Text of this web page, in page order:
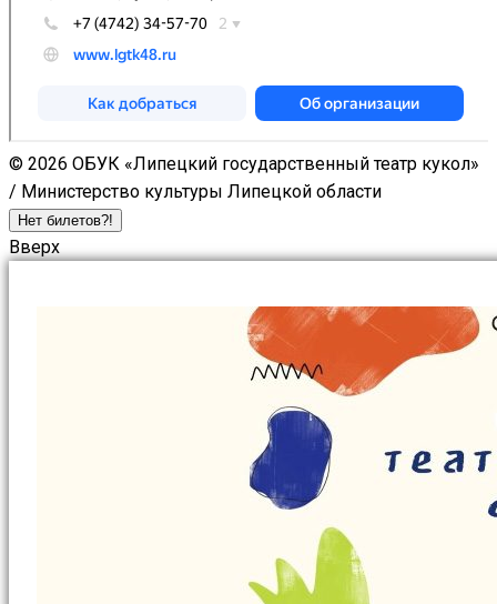
© 2026 ОБУК «Липецкий государственный театр кукол»
/ Министерство культуры Липецкой области
Нет билетов?!
Вверх